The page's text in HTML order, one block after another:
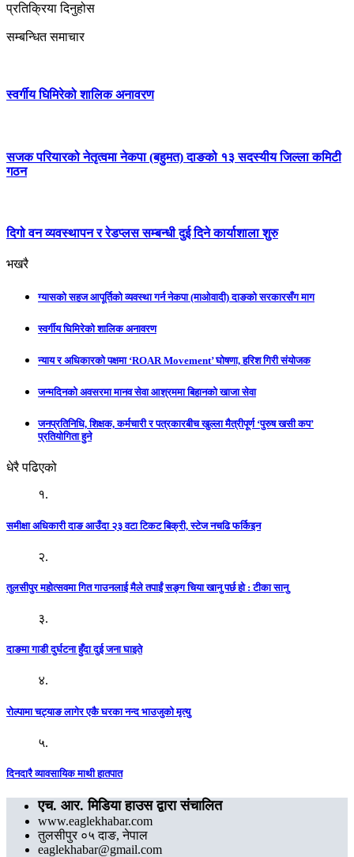
प्रतिक्रिया दिनुहोस
सम्बन्धित समाचार
स्वर्गीय घिमिरेको शालिक अनावरण
सजक परियारको नेतृत्वमा नेकपा (बहुमत) दाङको १३ सदस्यीय जिल्ला कमिटी
गठन
दिगो वन व्यवस्थापन र रेडप्लस सम्बन्धी दुई दिने कार्याशाला शुरु
भखरै
ग्यासको सहज आपूर्तिको व्यवस्था गर्न नेकपा (माओवादी) दाङको सरकारसँग माग
स्वर्गीय घिमिरेको शालिक अनावरण
न्याय र अधिकारको पक्षमा ‘ROAR Movement’ घोषणा, हरिश गिरी संयोजक
जन्मदिनको अवसरमा मानव सेवा आश्रममा बिहानको खाजा सेवा
जनप्रतिनिधि, शिक्षक, कर्मचारी र पत्रकारबीच खुल्ला मैत्रीपूर्ण ‘पुरुष खसी कप’
प्रतियोगिता हुने
धेरै पढिएको
१.
समीक्षा अधिकारी दाङ आउँदा २३ वटा टिकट बिक्री, स्टेज नचढि फर्किइन
२.
तुलसीपुर महोत्सवमा गित गाउनलाई मैले तपाईं सङ्ग चिया खानु पर्छ हो : टीका सानु
३.
दाङमा गाडी दुर्घटना हुँदा दुई जना घाइते
४.
रोल्पामा चट्याङ लागेर एकै घरका नन्द भाउजुको मृत्यु
५.
दिनदारै व्यावसायिक माथी हातपात
एच. आर. मिडिया हाउस द्वारा संचालित
www.eaglekhabar.com
तुलसीपुर ०५ दाङ, नेपाल
eaglekhabar@gmail.com